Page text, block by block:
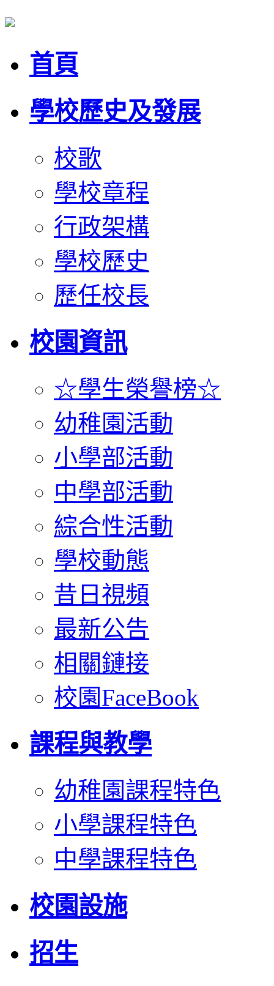
首頁
學校歷史及發展
校歌
學校章程
行政架構
學校歷史
歷任校長
校園資訊
☆學生榮譽榜☆
幼稚園活動
小學部活動
中學部活動
綜合性活動
學校動態
昔日視頻
最新公告
相關鏈接
校園FaceBook
課程與教學
幼稚園課程特色
小學課程特色
中學課程特色
校園設施
招生